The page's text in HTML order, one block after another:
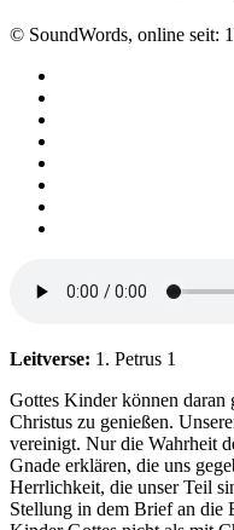
© SoundWords, online seit:
Leitverse: 1. Petrus 1
Gottes Kinder können daran
Christus zu genießen.
vereinigt. Nur die Wahrheit
Gnade erklären, die uns
Herrlichkeit, die unser Teil
Stellung in dem Brief an die